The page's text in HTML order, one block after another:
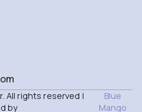
All rights reserved |
by
Blue
Mango